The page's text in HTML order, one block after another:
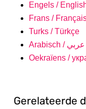
Engels /
Frans /
Turks / Türkçe
Arabisch / عربي
Oekraïens /
Gerelateerde